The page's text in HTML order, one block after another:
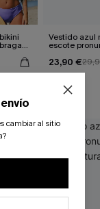
Vestido azul
escote
23,90 €
cambiar al sitio